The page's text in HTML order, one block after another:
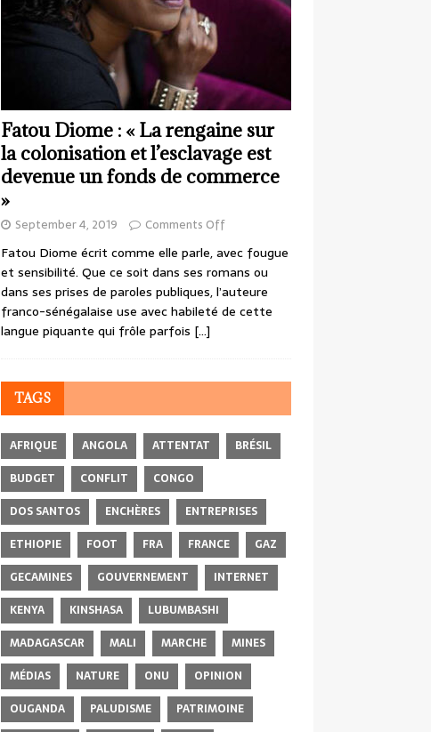
Fatou Diome : « La rengaine sur
la colonisation et l’esclavage est
devenue un fonds de commerce
»
September 4, 2019 Comments Off
Fatou Diome écrit comme elle parle, avec fougue
et sensibilité. Que ce soit dans ses romans ou
dans ses prises de paroles publiques, l’auteure
franco-sénégalaise use avec habileté de cette
langue piquante qui frôle parfois […]
TAGS
AFRIQUE ANGOLA ATTENTAT
BRÉSIL
BUDGET
CONFLIT
CONGO
DOS SANTOS
ENCHÈRES
ENTREPRISES
ETHIOPIE
FOOT FRA FRANCE
GAZ
GECAMINES
GOUVERNEMENT
INTERNET
KENYA
KINSHASA
LUBUMBASHI
MADAGASCAR
MALI MARCHE
MINES
MÉDIAS
NATURE ONU
OPINION
OUGANDA
PALUDISME PATRIMOINE